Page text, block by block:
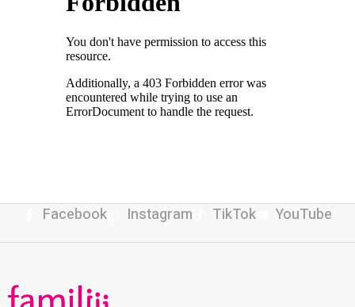
Facebook Instagram TikTok YouTube